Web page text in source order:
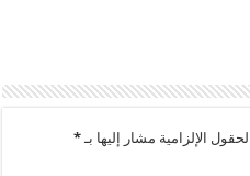
الحقول الإلزامية مشار إليها بـ*